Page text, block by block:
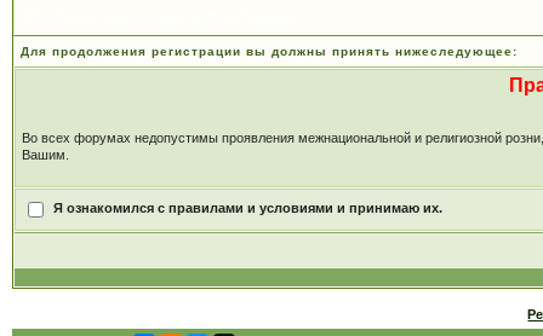
Для продолжения регистрации вы должны принять нижеследующее:
Во всех форумах недопустимы проявления межнациональной и религиозной
Вашим.
Я ознакомился с правилами и условиями и принимаю их.